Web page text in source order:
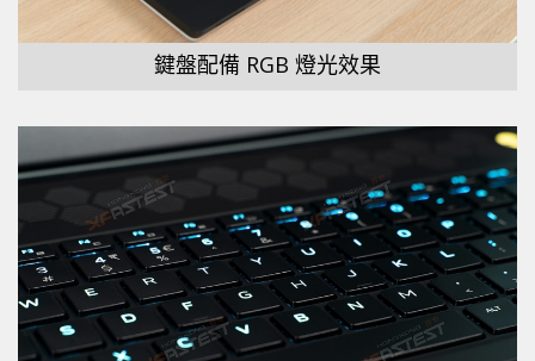
鍵盤配備 RGB 燈光效果